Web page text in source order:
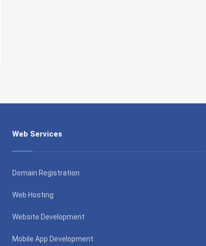
Web Services
Domain Registration
Web Hosting
Website Development
Mobile App Development